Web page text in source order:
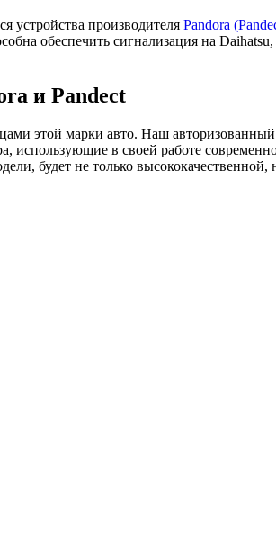
устройства производителя Pandora
обеспечить сигнализация на
и Pandect
этой марки авто. Наш
в своей работе
будет не только высококачественной,